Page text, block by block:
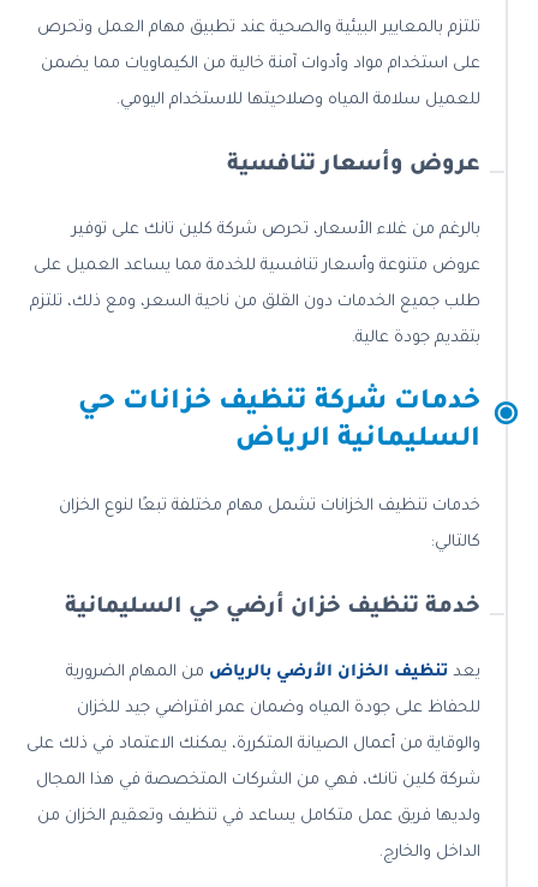
تلتزم بالمعايير البيئية والصحية عند تطبيق مهام العمل وتحرص
على استخدام مواد وأدوات آمنة خالية من الكيماويات مما يضمن
للعميل سلامة المياه وصلاحيتها للاستخدام اليومي.
عروض وأسعار تنافسية
بالرغم من غلاء الأسعار، تحرص شركة كلين تانك على توفير
عروض متنوعة وأسعار تنافسية للخدمة مما يساعد العميل على
طلب جميع الخدمات دون القلق من ناحية السعر، ومع ذلك، تلتزم
بتقديم جودة عالية.
خدمات شركة تنظيف خزانات حي
السليمانية الرياض
خدمات تنظيف الخزانات تشمل مهام مختلفة تبعًا لنوع الخزان
كالتالي:
خدمة تنظيف خزان أرضي حي السليمانية
يعدتنظيف الخزان الأرضي بالرياض من المهام الضرورية
للحفاظ على جودة المياه وضمان عمر افتراضي جيد للخزان
والوقاية من أعمال الصيانة المتكررة، يمكنك الاعتماد في ذلك على
شركة كلين تانك، فهي من الشركات المتخصصة في هذا المجال
ولديها فريق عمل متكامل يساعد في تنظيف وتعقيم الخزان من
الداخل والخارج.